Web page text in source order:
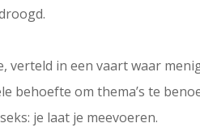
verteld in een vaart waar
behoefte om thema’s te
je laat je meevoeren.